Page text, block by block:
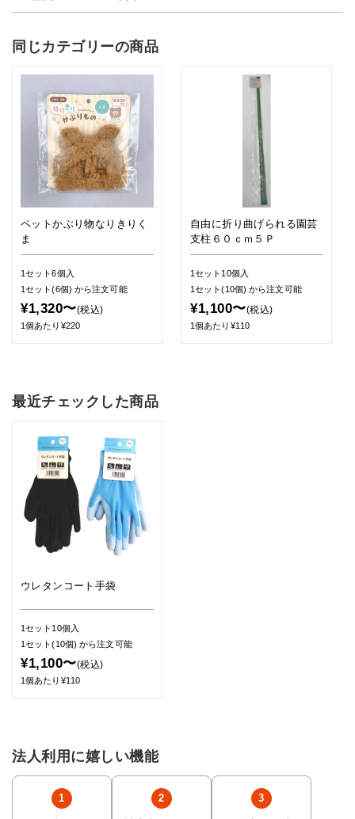
同じカテゴリーの商品
ペットかぶり物なりきりく
ま
1セット6個入
1セット(6個) から注文可能
¥1,320〜(税込)
1個あたり¥220
自由に折り曲げられる園芸
支柱６０ｃｍ５Ｐ
1セット10個入
1セット(10個)から注文可能
¥1,100〜(税込)
1個あたり¥110
最近チェックした商品
ウレタンコート手袋
1セット10個入
1セット(10個)から注文可能
¥1,100〜(税込)
1個あたり¥110
法人利用に嬉しい機能